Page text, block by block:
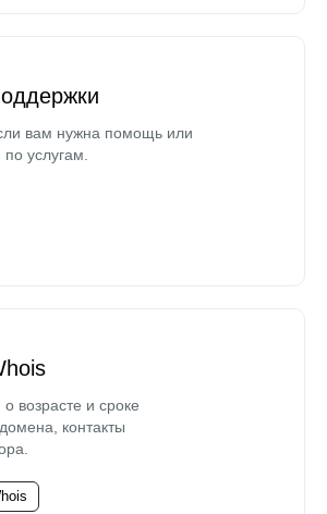
вам нужна помощь или
по услугам.
возрасте и сроке
контакты